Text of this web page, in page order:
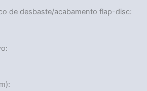
de desbaste/acabamento flap-disc: